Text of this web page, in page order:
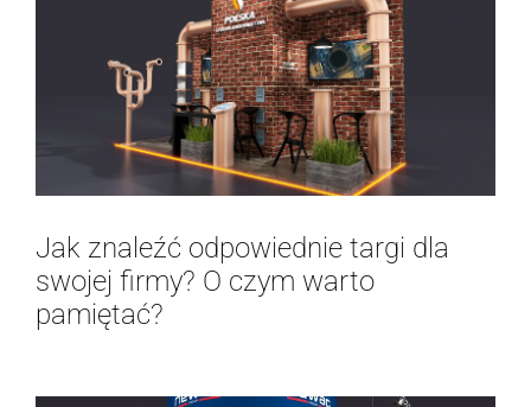
Jak znaleźć odpowiednie targi dla
swojej firmy? O czym warto
pamiętać?